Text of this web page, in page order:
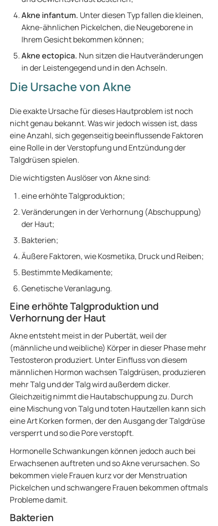
Akne infantum. Unter diesen Typ fallen die kleinen,
Akne-ähnlichen Pickelchen, die Neugeborene in
Ihrem Gesicht bekommen können;
Akne ectopica. Nun sitzen die Hautveränderungen
in der Leistengegend und in den Achseln.
Die Ursache von Akne
Die exakte Ursache für dieses Hautproblem ist noch
nicht genau bekannt. Was wir jedoch wissen ist, dass
eine Anzahl, sich gegenseitig beeinflussende Faktoren
eine Rolle in der Verstopfung und Entzündung der
Talgdrüsen spielen.
Die wichtigsten Auslöser von Akne sind:
eine erhöhte Talgproduktion;
Veränderungen in der Verhornung (Abschuppung)
der Haut;
Bakterien;
Äußere Faktoren, wie Kosmetika, Druck und Reiben;
Bestimmte Medikamente;
Genetische Veranlagung.
Eine erhöhte Talgproduktion und
Verhornung der Haut
Akne entsteht meist in der Pubertät, weil der
(männliche und weibliche) Körper in dieser Phase mehr
Testosteron produziert. Unter Einfluss von diesem
männlichen Hormon wachsen Talgdrüsen, produzieren
mehr Talg und der Talg wird außerdem dicker.
Gleichzeitig nimmt die Hautabschuppung zu. Durch
eine Mischung von Talg und toten Hautzellen kann sich
eine Art Korken formen, der den Ausgang der Talgdrüse
versperrt und so die Pore verstopft.
Hormonelle Schwankungen können jedoch auch bei
Erwachsenen auftreten und so Akne verursachen. So
bekommen viele Frauen kurz vor der Menstruation
Pickelchen und schwangere Frauen bekommen oftmals
Probleme damit.
Bakterien